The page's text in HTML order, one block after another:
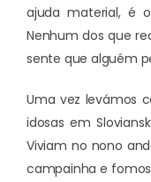
ajuda material, é
Nenhum dos que
sente que alguém
Uma vez levámos
idosas em
Viviam no nono
campainha e